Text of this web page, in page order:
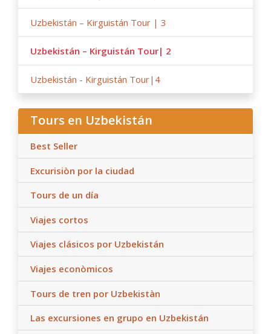
Uzbekistán – Kirguistán Tour | 3
Uzbekistán – Kirguistán Tour| 2
Uzbekistán - Kirguistán Tour|4
Tours en Uzbekistán
Best Seller
Excurisiòn por la ciudad
Tours de un día
Viajes cortos
Viajes clásicos por Uzbekistán
Viajes econòmicos
Tours de tren por Uzbekistàn
Las excursiones en grupo en Uzbekistán